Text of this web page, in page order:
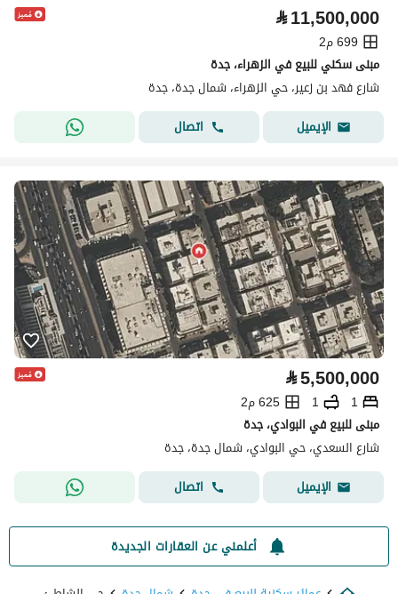
⃁11,500,000
699 م2
مبنى سكني للبيع في الزهراء، جدة
شارع فهد بن زعير، حي الزهراء، شمال جدة، جدة
الإيميل
اتصال
⃁5,500,000
1
1
625 م2
مبنى للبيع في البوادي، جدة
شارع السعدي، حي البوادي، شمال جدة، جدة
الإيميل
اتصال
أعلمني عن العقارات الجديدة